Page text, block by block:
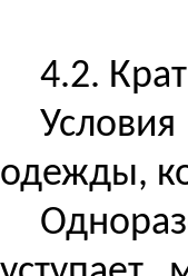
4.2.
одежды,